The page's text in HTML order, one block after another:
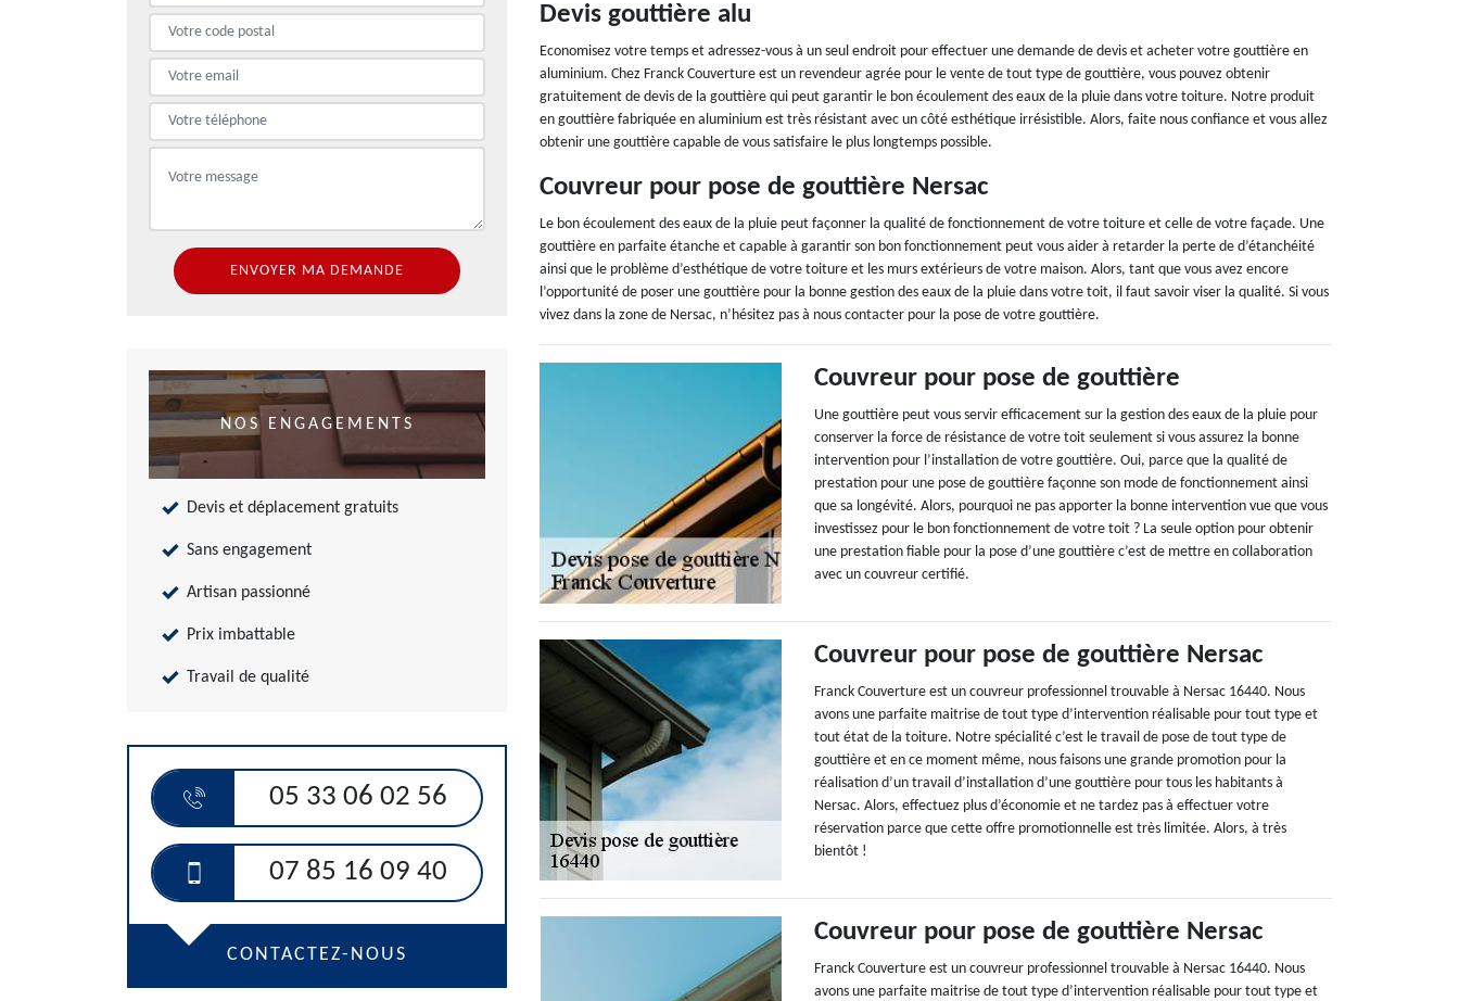
NOS ENGAGEMENTS
Devis et déplacement gratuits
Sans engagement
Artisan passionné
Prix imbattable
Travail de qualité
05 33 06 02 56
07 85 16 09 40
CONTACTEZ-NOUS
Devis gouttière alu
Economisez votre temps et adressez-vous à un seul endroit pour effectuer une demande de devis et acheter votre gouttière en
aluminium. Chez Franck Couverture est un revendeur agrée pour le vente de tout type de gouttière, vous pouvez obtenir
gratuitement de devis de la gouttière qui peut garantir le bon écoulement des eaux de la pluie dans votre toiture. Notre produit
en gouttière fabriquée en aluminium est très résistant avec un côté esthétique irrésistible. Alors, faite nous confiance et vous allez
obtenir une gouttière capable de vous satisfaire le plus longtemps possible.
Couvreur pour pose de gouttière Nersac
Le bon écoulement des eaux de la pluie peut façonner la qualité de fonctionnement de votre toiture et celle de votre façade. Une
gouttière en parfaite étanche et capable à garantir son bon fonctionnement peut vous aider à retarder la perte de d’étanchéité
ainsi que le problème d’esthétique de votre toiture et les murs extérieurs de votre maison. Alors, tant que vous avez encore
l’opportunité de poser une gouttière pour la bonne gestion des eaux de la pluie dans votre toit, il faut savoir viser la qualité. Si vous
vivez dans la zone de Nersac, n’hésitez pas à nous contacter pour la pose de votre gouttière.
Couvreur pour pose de gouttière
Une gouttière peut vous servir efficacement sur la gestion des eaux de la pluie pour
conserver la force de résistance de votre toit seulement si vous assurez la bonne
intervention pour l’installation de votre gouttière. Oui, parce que la qualité de
prestation pour une pose de gouttière façonne son mode de fonctionnement ainsi
que sa longévité. Alors, pourquoi ne pas apporter la bonne intervention vue que vous
investissez pour le bon fonctionnement de votre toit ? La seule option pour obtenir
une prestation fiable pour la pose d’une gouttière c’est de mettre en collaboration
avec un couvreur certifié.
Couvreur pour pose de gouttière Nersac
Franck Couverture est un couvreur professionnel trouvable à Nersac 16440. Nous
avons une parfaite maitrise de tout type d’intervention réalisable pour tout type et
tout état de la toiture. Notre spécialité c’est le travail de pose de tout type de
gouttière et en ce moment même, nous faisons une grande promotion pour la
réalisation d’un travail d’installation d’une gouttière pour tous les habitants à
Nersac. Alors, effectuez plus d’économie et ne tardez pas à effectuer votre
réservation parce que cette offre promotionnelle est très limitée. Alors, à très
bientôt !
Couvreur pour pose de gouttière Nersac
Franck Couverture est un couvreur professionnel trouvable à Nersac 16440. Nous
avons une parfaite maitrise de tout type d’intervention réalisable pour tout type et